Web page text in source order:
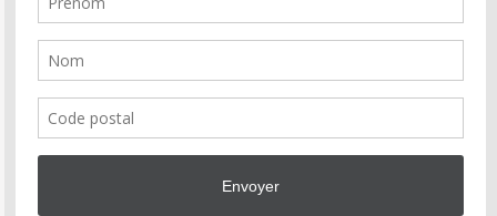
Inscrivez-vous à la newsletter
Soutenez Passion Cinéma
Faire un don
Association
Partenaires